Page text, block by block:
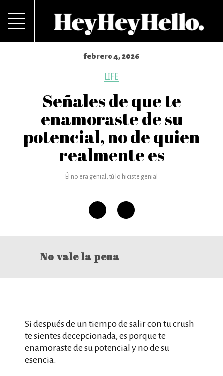
febrero 4, 2026
LIFE
Señales de que te
enamoraste de su
potencial, no de quien
realmente es
Él no era genial, tú lo hiciste genial
No vale la pena
Si después de un tiempo de salir con tu crush
te sientes decepcionada, es porque te
enamoraste de su potencial y no de su
esencia.